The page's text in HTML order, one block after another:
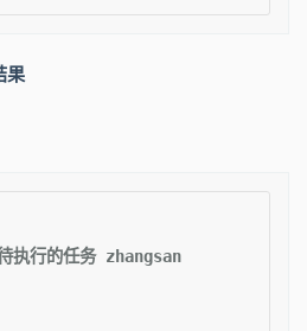
果
执行的任务 zhangsan